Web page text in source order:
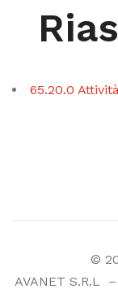
65.20.0
©
AVANET S.R.L
–